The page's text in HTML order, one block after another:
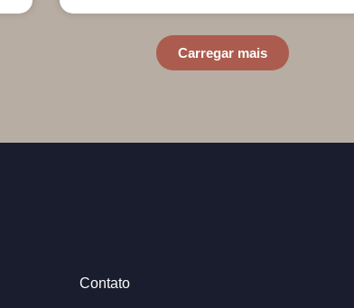
Carregar mais
Contato